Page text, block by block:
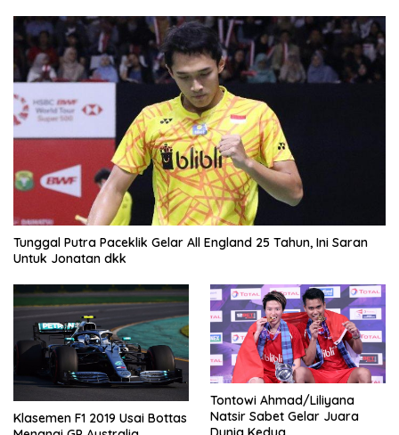
Tunggal Putra Paceklik Gelar All England 25 Tahun, Ini Saran
Untuk Jonatan dkk
Klasemen F1 2019 Usai Bottas
Tontowi Ahmad/Liliyana
Natsir Sabet Gelar Juara